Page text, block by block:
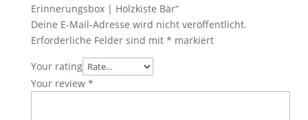
Erinnerungsbox | Holzkiste Bär“
Deine E-Mail-Adresse wird nicht veröffentlicht.
Erforderliche Felder sind mit * markiert
Your rating
Your review *